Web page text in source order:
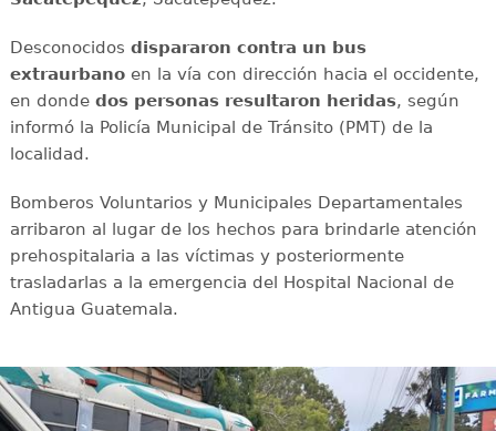
Desconocidos dispararon contra un bus
extraurbanoen la vía con dirección hacia el occidente,
en donde dos personas resultaron heridas, según
informó la Policía Municipal de Tránsito (PMT) de la
localidad.
Bomberos Voluntarios y Municipales Departamentales
arribaron al lugar de los hechos para brindarle atención
prehospitalaria a las víctimas y posteriormente
trasladarlas a la emergencia del Hospital Nacional de
Antigua Guatemala.